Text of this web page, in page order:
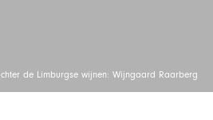
de Limburgse wijnen: Wijngaard Raarberg